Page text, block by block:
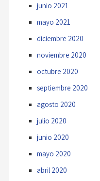
junio 2021
mayo 2021
diciembre 2020
noviembre 2020
octubre 2020
septiembre 2020
agosto 2020
julio 2020
junio 2020
mayo 2020
abril 2020